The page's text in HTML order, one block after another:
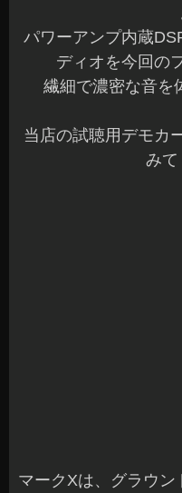
パワーアンプ内蔵
ディオを今回の
繊細で濃密な音を
当店の試聴用デモカ
みて
3Wayと2Wayでの違